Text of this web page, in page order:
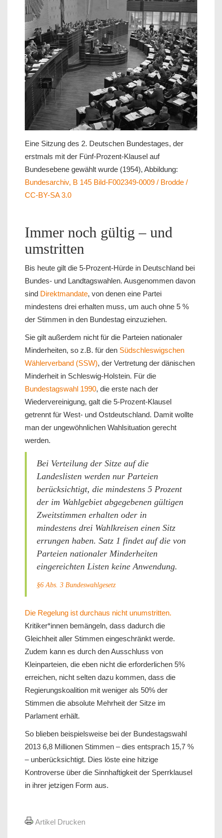
Eine Sitzung des 2. Deutschen Bundestages, der
erstmals mit der Fünf-Prozent-Klausel auf
Bundesebene gewählt wurde (1954), Abbildung:
Bundesarchiv, B 145 Bild-F002349-0009 / Brodde /
CC-BY-SA 3.0
Immer noch gültig – und
umstritten
Bis heute gilt die 5-Prozent-Hürde in Deutschland bei
Bundes- und Landtagswahlen. Ausgenommen davon
sind Direktmandate, von denen eine Partei
mindestens drei erhalten muss, um auch ohne 5 %
der Stimmen in den Bundestag einzuziehen.
Sie gilt außerdem nicht für die Parteien nationaler
Minderheiten, so z.B. für den Südschleswigschen
Wählerverband (SSW), der Vertretung der dänischen
Minderheit in Schleswig-Holstein. Für die
Bundestagswahl 1990, die erste nach der
Wiedervereinigung, galt die 5-Prozent-Klausel
getrennt für West- und Ostdeutschland. Damit wollte
man der ungewöhnlichen Wahlsituation gerecht
werden.
Bei Verteilung der Sitze auf die
Landeslisten werden nur Parteien
berücksichtigt, die mindestens 5 Prozent
der im Wahlgebiet abgegebenen gültigen
Zweitstimmen erhalten oder in
mindestens drei Wahlkreisen einen Sitz
errungen haben. Satz 1 findet auf die von
Parteien nationaler Minderheiten
eingereichten Listen keine Anwendung.
§6 Abs. 3 Bundeswahlgesetz
Die Regelung ist durchaus nicht unumstritten.
Kritiker*innen bemängeln, dass dadurch die
Gleichheit aller Stimmen eingeschränkt werde.
Zudem kann es durch den Ausschluss von
Kleinparteien, die eben nicht die erforderlichen 5%
erreichen, nicht selten dazu kommen, dass die
Regierungskoalition mit weniger als 50% der
Stimmen die absolute Mehrheit der Sitze im
Parlament erhält.
So blieben beispielsweise bei der Bundestagswahl
2013 6,8 Millionen Stimmen – dies entsprach 15,7 %
– unberücksichtigt. Dies löste eine hitzige
Kontroverse über die Sinnhaftigkeit der Sperrklausel
in ihrer jetzigen Form aus.
Artikel Drucken